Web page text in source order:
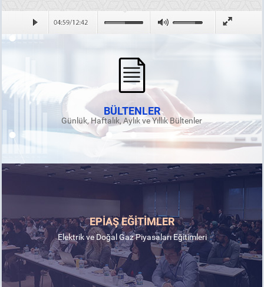
BÜLTENLER
Günlük, Haftalık, Aylık ve Yıllık Bültenler
EPİAŞ EĞİTİMLER
Elektrik ve Doğal Gaz Piyasaları Eğitimleri